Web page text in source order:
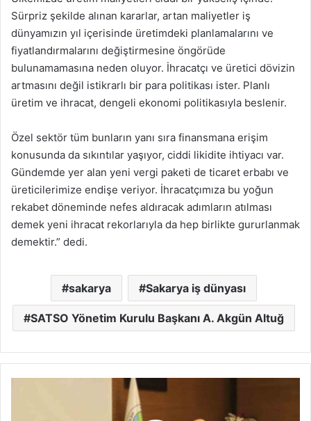
Sürpriz şekilde alınan kararlar, artan maliyetler iş
dünyamızın yıl içerisinde üretimdeki planlamalarını ve
fiyatlandırmalarını değiştirmesine öngörüde
bulunamamasına neden oluyor. İhracatçı ve üretici dövizin
artmasını değil istikrarlı bir para politikası ister. Planlı
üretim ve ihracat, dengeli ekonomi politikasıyla beslenir.
Özel sektör tüm bunların yanı sıra finansmana erişim
konusunda da sıkıntılar yaşıyor, ciddi likidite ihtiyacı var.
Gündemde yer alan yeni vergi paketi de ticaret erbabı ve
üreticilerimize endişe veriyor. İhracatçımıza bu yoğun
rekabet döneminde nefes aldıracak adımların atılması
demek yeni ihracat rekorlarıyla da hep birlikte gururlanmak
demektir.” dedi.
sakarya Sakarya iş dünyası
SATSO Yönetim Kurulu Başkanı A. Akgün Altuğ